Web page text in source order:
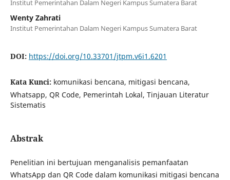
Institut Pemerintahan Dalam Negeri Kampus Sumatera Barat
Wenty Zahrati
Institut Pemerintahan Dalam Negeri Kampus Sumatera Barat
DOI: https://doi.org/10.33701/jtpm.v6i1.6201
Kata Kunci: komunikasi bencana, mitigasi bencana,
Whatsapp, QR Code, Pemerintah Lokal, Tinjauan Literatur
Sistematis
Abstrak
Penelitian ini bertujuan menganalisis pemanfaatan
WhatsApp dan QR Code dalam komunikasi mitigasi bencana